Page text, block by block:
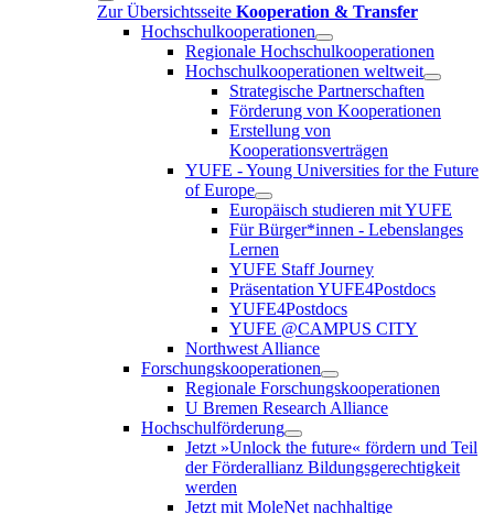
Zur Übersichtsseite Kooperation & Transfer
Hochschulkooperationen
Regionale Hochschulkooperationen
Hochschulkooperationen weltweit
Strategische Partnerschaften
Förderung von Kooperationen
Erstellung von
Kooperationsverträgen
YUFE - Young Universities for the Future
of Europe
Europäisch studieren mit YUFE
Für Bürger*innen - Lebenslanges
Lernen
YUFE Staff Journey
Präsentation YUFE4Postdocs
YUFE4Postdocs
YUFE @CAMPUS CITY
Northwest Alliance
Forschungskooperationen
Regionale Forschungskooperationen
U Bremen Research Alliance
Hochschulförderung
Jetzt »Unlock the future« fördern und Teil
der Förderallianz Bildungsgerechtigkeit
werden
Jetzt mit MoleNet nachhaltige